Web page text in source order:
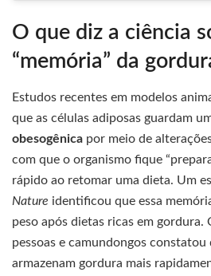
O que diz a ciência
“memória” da
Estudos recentes em modelos
que as células adiposas guardam
obesogênica por meio de
com que o organismo fique
rápido ao retomar uma dieta. Um
Nature identificou que essa
peso após dietas ricas em
pessoas e camundongos constatou
armazenam gordura mais